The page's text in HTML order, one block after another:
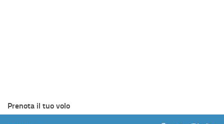
Prenota il tuo volo